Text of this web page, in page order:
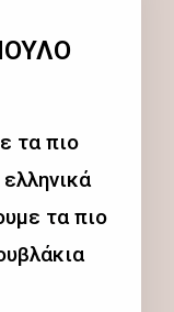
τα πιο
τα πιο